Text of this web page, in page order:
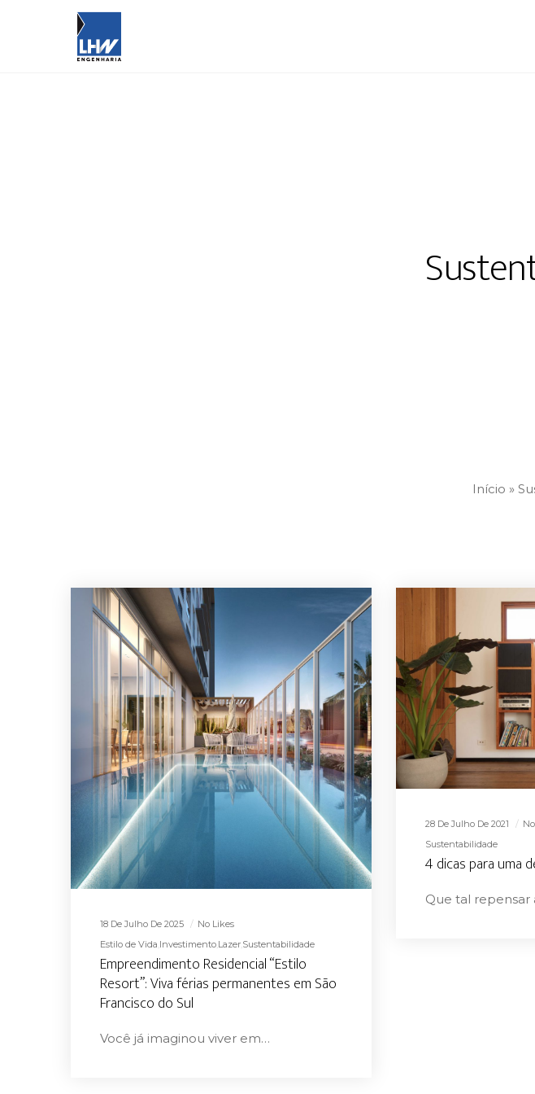
Início »
18 De Julho De 2025
No Likes
Estilo de Vida Investimento Lazer Sustentabilidade
Empreendimento Residencial “Estilo
Resort”: Viva férias permanentes em São
Francisco do Sul
Você já imaginou viver em…
28 De Julho De 2021
Sustentabilidade
4 dicas para uma
Que tal repensar